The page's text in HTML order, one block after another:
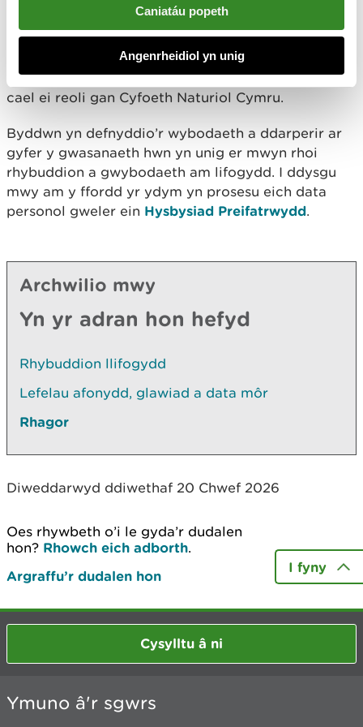
Caniatáu popeth
Angenrheidiol yn unig
eich data
Mae Gwasanaeth Rhybuddion Llifogydd Cymru yn
cael ei reoli gan Cyfoeth Naturiol Cymru.
Byddwn yn defnyddio’r wybodaeth a ddarperir ar
gyfer y gwasanaeth hwn yn unig er mwyn rhoi
rhybuddion a gwybodaeth am lifogydd. I ddysgu
mwy am y ffordd yr ydym yn prosesu eich data
personol gweler ein Hysbysiad Preifatrwydd.
Archwilio mwy
Yn yr adran hon hefyd
Rhybuddion llifogydd
Lefelau afonydd, glawiad a data môr
Rhagor
Diweddarwyd ddiwethaf 20 Chwef 2026
Oes rhywbeth o’i le gyda’r dudalen
hon? Rhowch eich adborth.
Argraffu’r dudalen hon
I fyny
Cysylltu â ni
Ymuno â'r sgwrs